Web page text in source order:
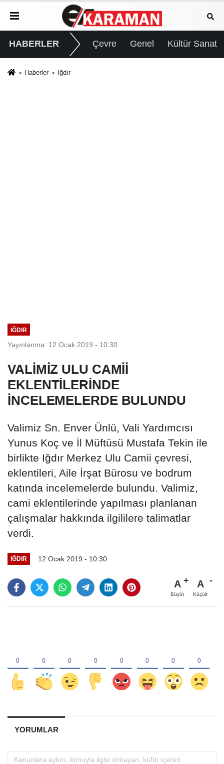
HABERLER Çevre Genel Kültür Sanat
Haberler Iğdır
IĞDIR
Yayınlanma: 12 Ocak 2019 - 10:30
VALİMİZ ULU CAMİİ
EKLENTİLERİNDE
İNCELEMELERDE BULUNDU
Valimiz Sn. Enver Ünlü, Vali Yardımcısı
Yunus Koç ve İl Müftüsü Mustafa Tekin ile
birlikte Iğdır Merkez Ulu Camii çevresi,
eklentileri, Aile İrşat Bürosu ve bodrum
katında incelemelerde bulundu. ‪Valimiz,
cami eklentilerinde yapılması planlanan
çalışmalar hakkında ilgililere talimatlar
verdi.‬
IĞDIR 12 Ocak 2019 - 10:30
A
Büyüt
A
Küçült
YORUMLAR